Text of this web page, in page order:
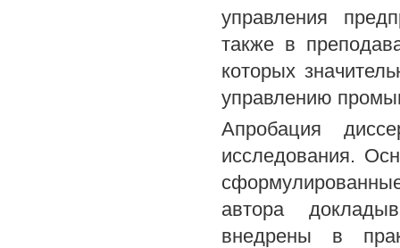
управления
также в
которых
управлению
Апробация
исследования.
автора
внедрены в